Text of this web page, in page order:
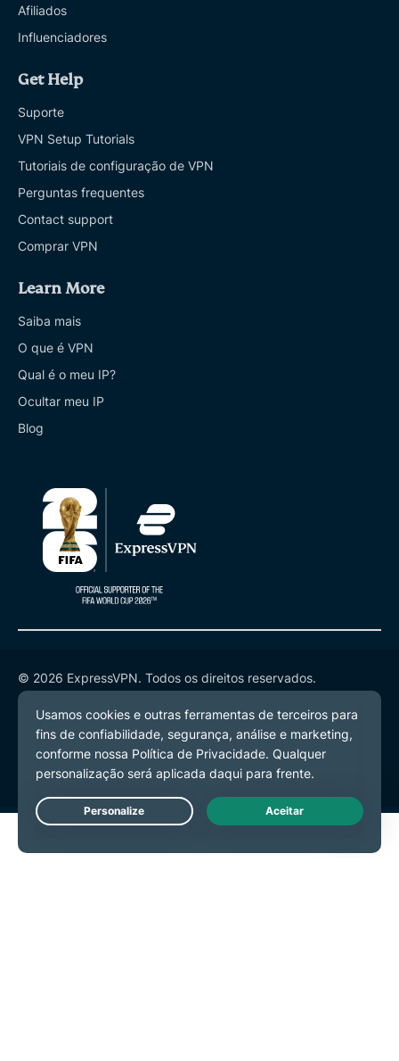
Afiliados
Influenciadores
Get Help
Suporte
VPN Setup Tutorials
Tutoriais de configuração de VPN
Perguntas frequentes
Contact support
Comprar VPN
Learn More
Saiba mais
O que é VPN
Qual é o meu IP?
Ocultar meu IP
Blog
© 2026 ExpressVPN. Todos os direitos reservados.
Política de Privacidade
Termos de Serviço
Preferências de Cookies
Live Chat